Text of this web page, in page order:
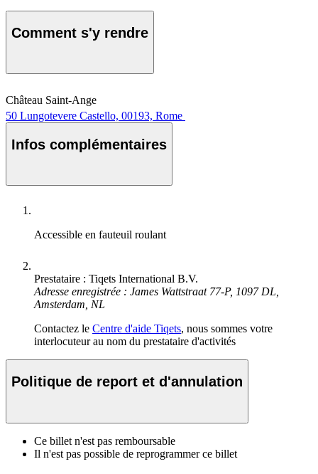
Comment s'y rendre
Château Saint-Ange
50 Lungotevere Castello, 00193, Rome
Infos complémentaires
Accessible en fauteuil roulant
Prestataire : Tiqets International B.V.
Adresse enregistrée : James Wattstraat 77-P, 1097 DL,
Amsterdam, NL
Contactez le Centre d'aide Tiqets, nous sommes votre
interlocuteur au nom du prestataire d'activités
Politique de report et d'annulation
Ce billet n'est pas remboursable
Il n'est pas possible de reprogrammer ce billet